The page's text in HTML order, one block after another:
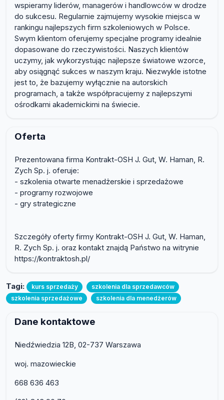
wspieramy liderów, managerów i handlowców w drodze
do sukcesu. Regularnie zajmujemy wysokie miejsca w
rankingu najlepszych firm szkoleniowych w Polsce.
Swym klientom oferujemy specjalne programy idealnie
dopasowane do rzeczywistości. Naszych klientów
uczymy, jak wykorzystując najlepsze światowe wzorce,
aby osiągnąć sukces w naszym kraju. Niezwykle istotne
jest to, że bazujemy wyłącznie na autorskich
programach, a także współpracujemy z najlepszymi
ośrodkami akademickimi na świecie.
Oferta
Prezentowana firma Kontrakt-OSH J. Gut, W. Haman, R.
Zych Sp. j. oferuje:
- szkolenia otwarte menadżerskie i sprzedażowe
- programy rozwojowe
- gry strategiczne
Szczegóły oferty firmy Kontrakt-OSH J. Gut, W. Haman,
R. Zych Sp. j. oraz kontakt znajdą Państwo na witrynie
https://kontraktosh.pl/
Tagi: kurs sprzedaży
szkolenia dla sprzedawców
szkolenia sprzedażowe
szkolenia dla menedżerów
Dane kontaktowe
Niedźwiedzia 12B, 02-737 Warszawa
woj. mazowieckie
668 636 463